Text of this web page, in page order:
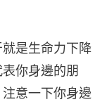
是生命力下降
你身邊的朋
意一下你身邊